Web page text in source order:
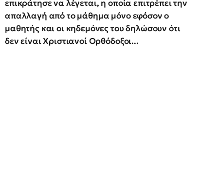
επικράτησε να λέγεται, η οποία επιτρέπει την
απαλλαγή από το μάθημα μόνο εφόσον ο
μαθητής και οι κηδεμόνες του δηλώσουν ότι
δεν είναι Χριστιανοί Ορθόδοξοι...